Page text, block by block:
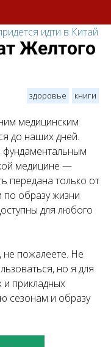
идти в Китай
Желтого
здоровье книги
медицинским
до наших дней.
медицине —
передана только от
по образу жизни
для любого
не пожалеете. Не
но я для
прикладных
сезонам и образу